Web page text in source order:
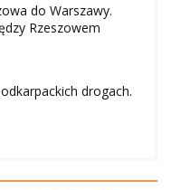
do Warszawy.
Rzeszowem
drogach.